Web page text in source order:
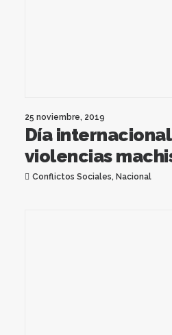
25 noviembre, 2019
Día
violencias
Conflictos Sociales, Nacional